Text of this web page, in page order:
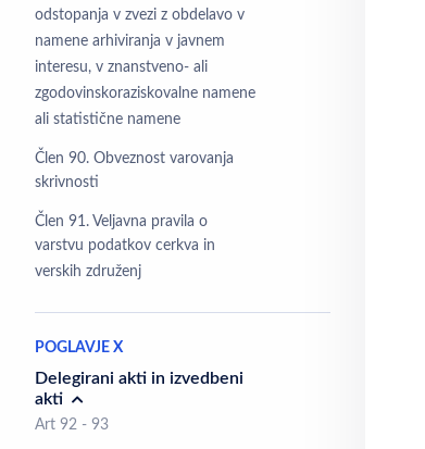
odstopanja v zvezi z obdelavo v
namene arhiviranja v javnem
interesu, v znanstveno- ali
zgodovinskoraziskovalne namene
ali statistične namene
Člen 90. Obveznost varovanja
skrivnosti
Člen 91. Veljavna pravila o
varstvu podatkov cerkva in
verskih združenj
POGLAVJE X
Delegirani akti in izvedbeni
akti
Art 92 - 93